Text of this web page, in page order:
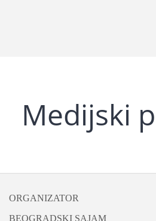
Medijski p
ORGANIZATOR
BEOGRADSKI SAJAM